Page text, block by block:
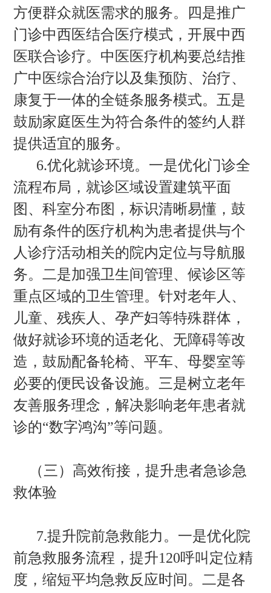
方便群众就医需求的服务。四是推广
门诊中西医结合医疗模式，开展中西
医联合诊疗。中医医疗机构要总结推
广中医综合治疗以及集预防、治疗、
康复于一体的全链条服务模式。五是
鼓励家庭医生为符合条件的签约人群
提供适宜的服务。
6.优化就诊环境。一是优化门诊全
流程布局，就诊区域设置建筑平面
图、科室分布图，标识清晰易懂，鼓
励有条件的医疗机构为患者提供与个
人诊疗活动相关的院内定位与导航服
务。二是加强卫生间管理、候诊区等
重点区域的卫生管理。针对老年人、
儿童、残疾人、孕产妇等特殊群体，
做好就诊环境的适老化、无障碍等改
造，鼓励配备轮椅、平车、母婴室等
必要的便民设备设施。三是树立老年
友善服务理念，解决影响老年患者就
诊的“数字鸿沟”等问题。
（三）高效衔接，提升患者急诊急
救体验
7.提升院前急救能力。一是优化院
前急救服务流程，提升120呼叫定位精
度，缩短平均急救反应时间。二是各